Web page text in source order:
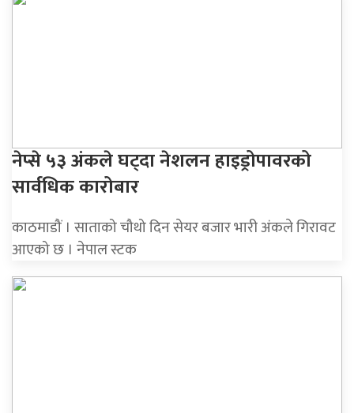
नेप्से ५३ अंकले घट्दा नेशलन हाइड्रोपावरको
सार्वधिक कारोबार
काठमाडौं । साताको चौथो दिन सेयर बजार भारी अंकले गिरावट
आएको छ । नेपाल स्टक